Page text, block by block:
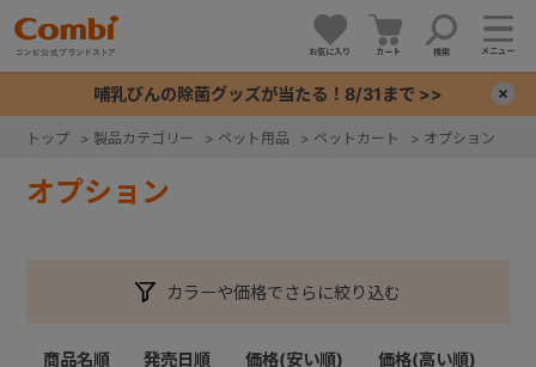
お気に入り カート 検索 メニュー
哺乳びんの除菌グッズが当たる！8/31まで >>
トップ > 製品カテゴリー > ペット用品 > ペットカート > オプション
オプション
カラーや価格でさらに絞り込む
商品名順 発売日順 価格(安い順) 価格(高い順)